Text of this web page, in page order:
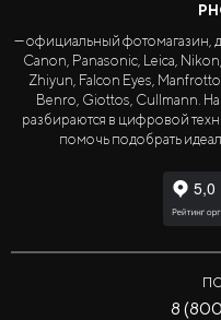
— официальный фотомагазин,
Canon, Panasonic, Leica,
Zhiyun, Falcon Eyes,
Benro, Giottos, Cullmann.
разбираются в цифровой
помочь подобрать
8